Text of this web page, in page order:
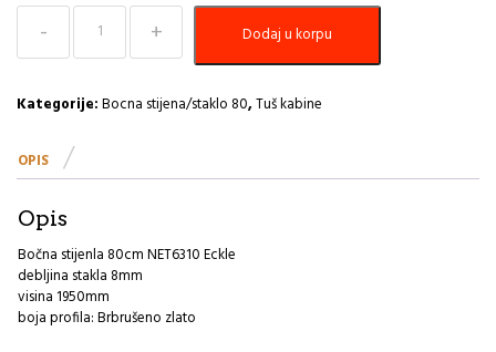
Bočna
stijenla
80cm
Eckle
količina
Dodaj u korpu
Kategorije:Bocna stijena/staklo 80,Tuš kabine
OPIS
Opis
Bočna stijenla 80cm NET6310 Eckle
debljina stakla 8mm
visina 1950mm
boja profila: Brbrušeno zlato